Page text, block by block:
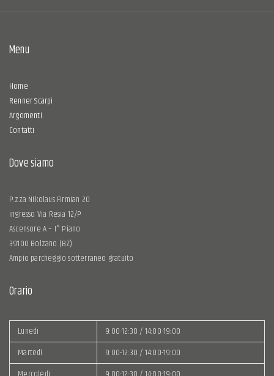
Menu
Home
Renner Scarpi
Argomenti
Contatti
Dove siamo
P.zza Nikolaus Firmian 20
ingresso Via Resia 12/P
Ascensore A – I° Piano
39100 Bolzano (BZ)
Ampio parcheggio sotterraneo gratuito
Orario
Lunedì
9:00-12:30 / 14:00-19:00
Martedì
9:00-12:30 / 14:00-19:00